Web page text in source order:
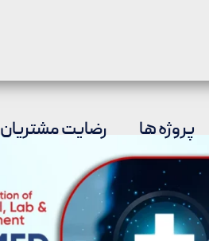
پروژه ها رضایت مشتریان